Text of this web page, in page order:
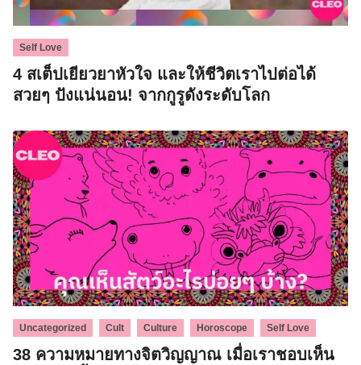
Self Love
4 สเต็ปเยียวยาหัวใจ และให้ชีวิตเราไปต่อได้
สวยๆ ปังแน่นอน! จากกูรูดังระดับโลก
Uncategorized Cult Culture Horoscope Self Love
38 ความหมายทางจิตวิญญาณ เมื่อเราชอบเห็น